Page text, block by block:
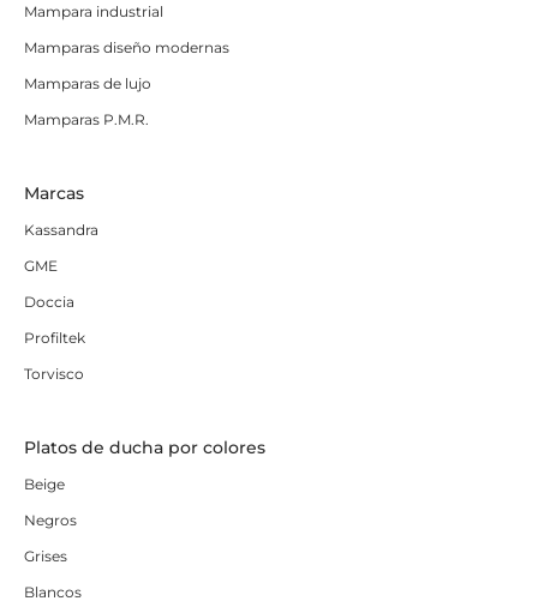
Mampara industrial
Mamparas diseño modernas
Mamparas de lujo
Mamparas P.M.R.
Marcas
Kassandra
GME
Doccia
Profiltek
Torvisco
Platos de ducha por colores
Beige
Negros
Grises
Blancos